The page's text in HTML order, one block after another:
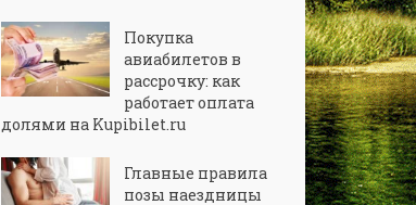
Покупка
авиабилетов в
рассрочку: как
работает оплата
долями на Kupibilet.ru
Главные правила
позы наездницы